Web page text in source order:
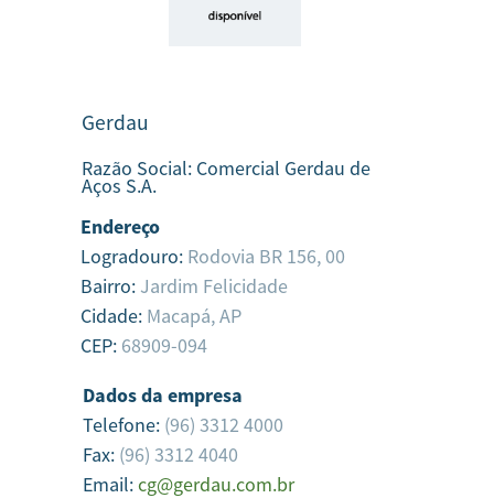
Gerdau
Razão Social: Comercial Gerdau de
Aços S.A.
Endereço
Logradouro: Rodovia BR 156, 00
Bairro: Jardim Felicidade
Cidade: Macapá,AP
CEP: 68909-094
Dados da empresa
Telefone: (96) 3312 4000
Fax: (96) 3312 4040
Email:cg@gerdau.com.br